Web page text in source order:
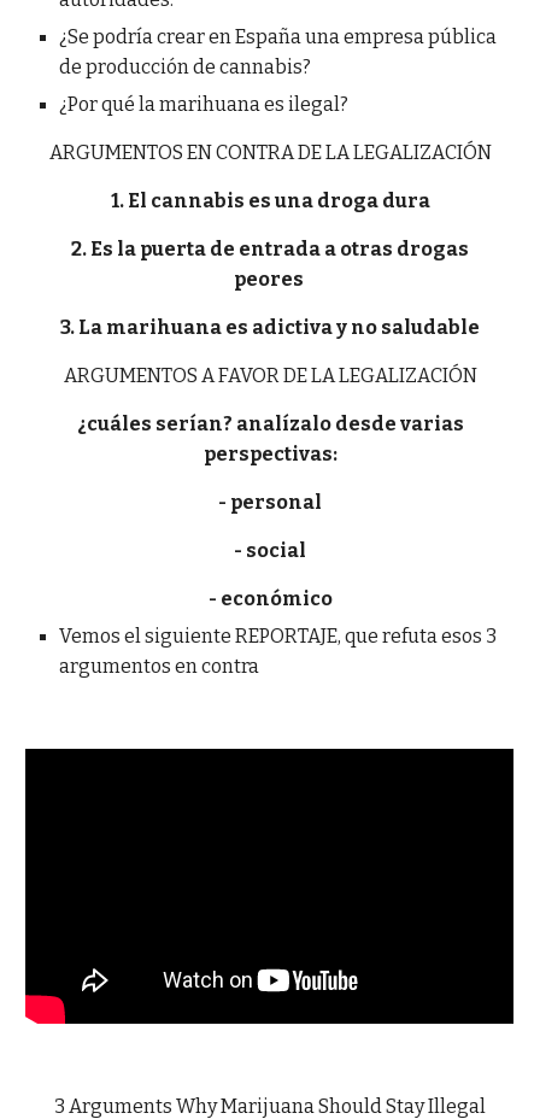
¿Se podría crear en España una empresa pública
de producción de cannabis?
¿Por qué la marihuana es ilegal?
ARGUMENTOS EN CONTRA DE LA LEGALIZACIÓN
1. El cannabis es una droga dura
2. Es la puerta de entrada a otras drogas
peores
3. La marihuana es adictiva y no saludable
ARGUMENTOS A FAVOR DE LA LEGALIZACIÓN
¿cuáles serían? analízalo desde varias
perspectivas:
- personal
- social
- económico
Vemos el siguiente REPORTAJE, que refuta esos 3
argumentos en contra
3 Arguments Why Marijuana Should Stay Illegal